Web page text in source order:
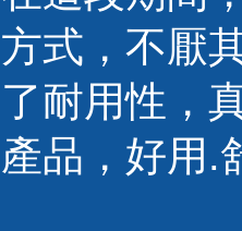
方式，不厭
了耐用性，
產品，好用.